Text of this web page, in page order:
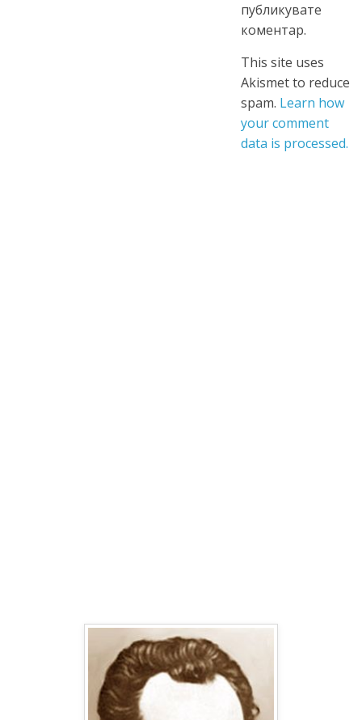
публикувате
коментар.
This site uses
Akismet to reduce
spam. Learn how
your comment
data is processed.